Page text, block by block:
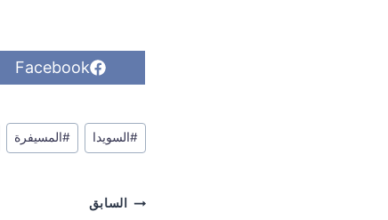
S
h
e
o
Facebook
وسوم
المقال:
#السويدا #المسيفرة
تصفّح
السابق